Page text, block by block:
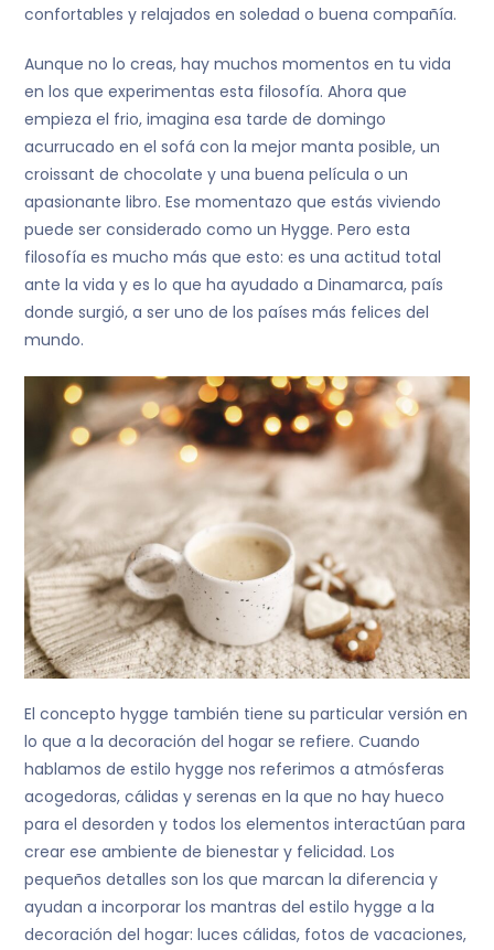
confortables y relajados en soledad o buena compañía.
Aunque no lo creas, hay muchos momentos en tu vida
en los que experimentas esta filosofía. Ahora que
empieza el frio, imagina esa tarde de domingo
acurrucado en el sofá con la mejor manta posible, un
croissant de chocolate y una buena película o un
apasionante libro. Ese momentazo que estás viviendo
puede ser considerado como un Hygge. Pero esta
filosofía es mucho más que esto: es una actitud total
ante la vida y es lo que ha ayudado a Dinamarca, país
donde surgió, a ser uno de los países más felices del
mundo.
El concepto hygge también tiene su particular versión en
lo que a la decoración del hogar se refiere. Cuando
hablamos de estilo hygge nos referimos a atmósferas
acogedoras, cálidas y serenas en la que no hay hueco
para el desorden y todos los elementos interactúan para
crear ese ambiente de bienestar y felicidad. Los
pequeños detalles son los que marcan la diferencia y
ayudan a incorporar los mantras del estilo hygge a la
decoración del hogar: luces cálidas, fotos de vacaciones,